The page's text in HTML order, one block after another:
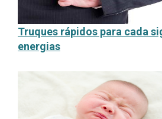
Truques rápidos para cada
energias